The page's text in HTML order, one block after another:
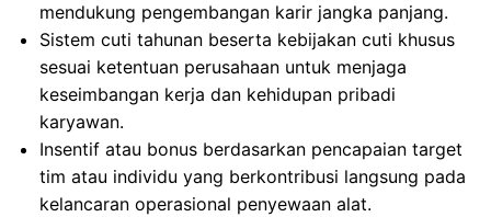
mendukung pengembangan karir jangka panjang.
Sistem cuti tahunan beserta kebijakan cuti khusus
sesuai ketentuan perusahaan untuk menjaga
keseimbangan kerja dan kehidupan pribadi
karyawan.
Insentif atau bonus berdasarkan pencapaian target
tim atau individu yang berkontribusi langsung pada
kelancaran operasional penyewaan alat.